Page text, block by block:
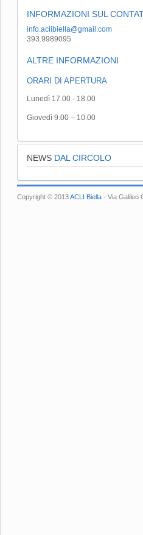
INFORMAZIONI SUL
info.aclibiella@gmail.com
393.9989095
ALTRE INFORMAZIONI
ORARI DI APERTURA
Lunedì 17.00 - 18.00
Giovedì 9.00 – 10.00
NEWS DAL CIRCOLO
Copyright © 2013ACLI Biella - Via Galileo